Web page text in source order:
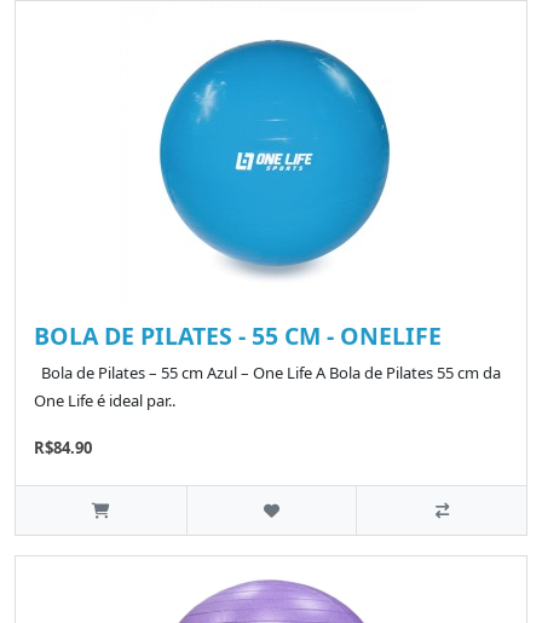
BOLA DE PILATES - 55 CM - ONELIFE
Bola de Pilates – 55 cm Azul – One Life A Bola de Pilates 55 cm da
One Life é ideal par..
R$84.90